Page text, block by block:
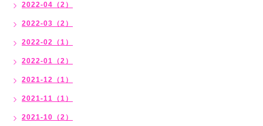
2022-04（2）
2022-03（2）
2022-02（1）
2022-01（2）
2021-12（1）
2021-11（1）
2021-10（2）